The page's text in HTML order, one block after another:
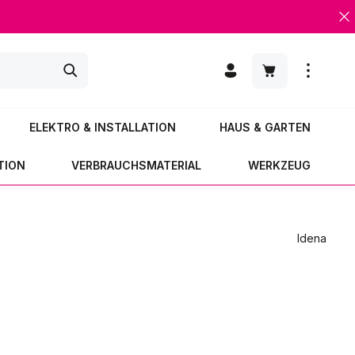
Warenkorb
ELEKTRO & INSTALLATION HAUS & GARTEN
VERBRAUCHSMATERIAL WERKZEUG
Idena